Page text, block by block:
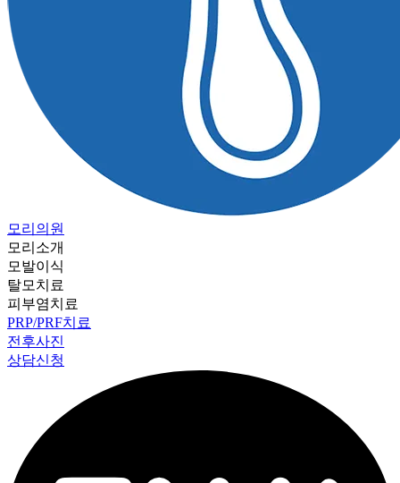
모리의원
모리소개
모발이식
탈모치료
피부염치료
PRP/PRF치료
전후사진
상담신청